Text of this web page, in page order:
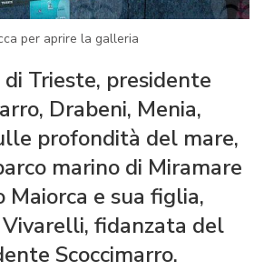
per aprire la galleria
di Trieste, presidente
Drabeni, Menia,
profondità del mare,
marino di Miramare
Maiorca e sua figlia,
Vivarelli, fidanzata del
Scoccimarro.